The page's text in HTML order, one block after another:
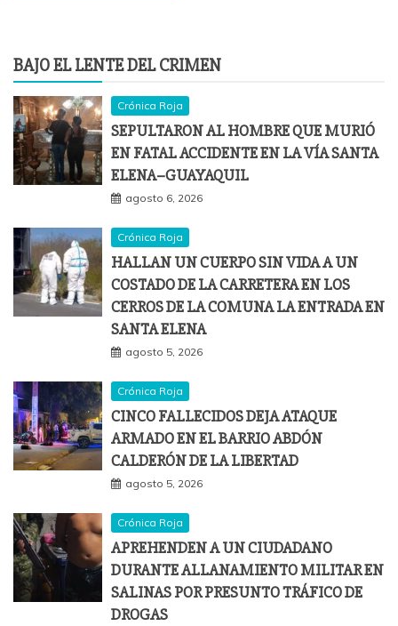
BAJO EL LENTE DEL CRIMEN
Crónica Roja
SEPULTARON AL HOMBRE QUE MURIÓ
EN FATAL ACCIDENTE EN LA VÍA SANTA
ELENA–GUAYAQUIL
agosto 6, 2026
Crónica Roja
HALLAN UN CUERPO SIN VIDA A UN
COSTADO DE LA CARRETERA EN LOS
CERROS DE LA COMUNA LA ENTRADA EN
SANTA ELENA
agosto 5, 2026
Crónica Roja
CINCO FALLECIDOS DEJA ATAQUE
ARMADO EN EL BARRIO ABDÓN
CALDERÓN DE LA LIBERTAD
agosto 5, 2026
Crónica Roja
APREHENDEN A UN CIUDADANO
DURANTE ALLANAMIENTO MILITAR EN
SALINAS POR PRESUNTO TRÁFICO DE
DROGAS